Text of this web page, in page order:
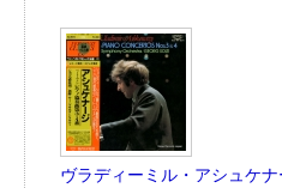
ヴラディーミル・アシュケ